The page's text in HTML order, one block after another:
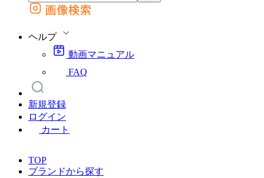
外部サイトの商品をカートに追加
画像検索
ヘルプ
動画マニュアル
FAQ
新規登録
ログイン
カート
TOP
ブランドから探す